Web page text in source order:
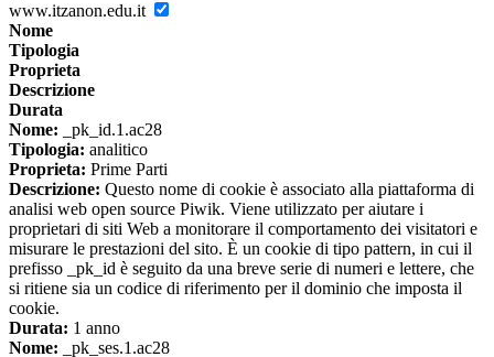
www.itzanon.edu.it
Nome
Tipologia
Proprieta
Descrizione
Durata
Nome: _pk_id.1.ac28
Tipologia: analitico
Proprieta: Prime Parti
Descrizione: Questo nome di cookie è associato alla piattaforma di
analisi web open source Piwik. Viene utilizzato per aiutare i
proprietari di siti Web a monitorare il comportamento dei visitatori e
misurare le prestazioni del sito. È un cookie di tipo pattern, in cui il
prefisso _pk_id è seguito da una breve serie di numeri e lettere, che
si ritiene sia un codice di riferimento per il dominio che imposta il
cookie.
Durata: 1 anno
Nome: _pk_ses.1.ac28